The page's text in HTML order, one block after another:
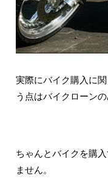
実際にバイク購入に
う点はバイクローン
ちゃんとバイクを購
ません。